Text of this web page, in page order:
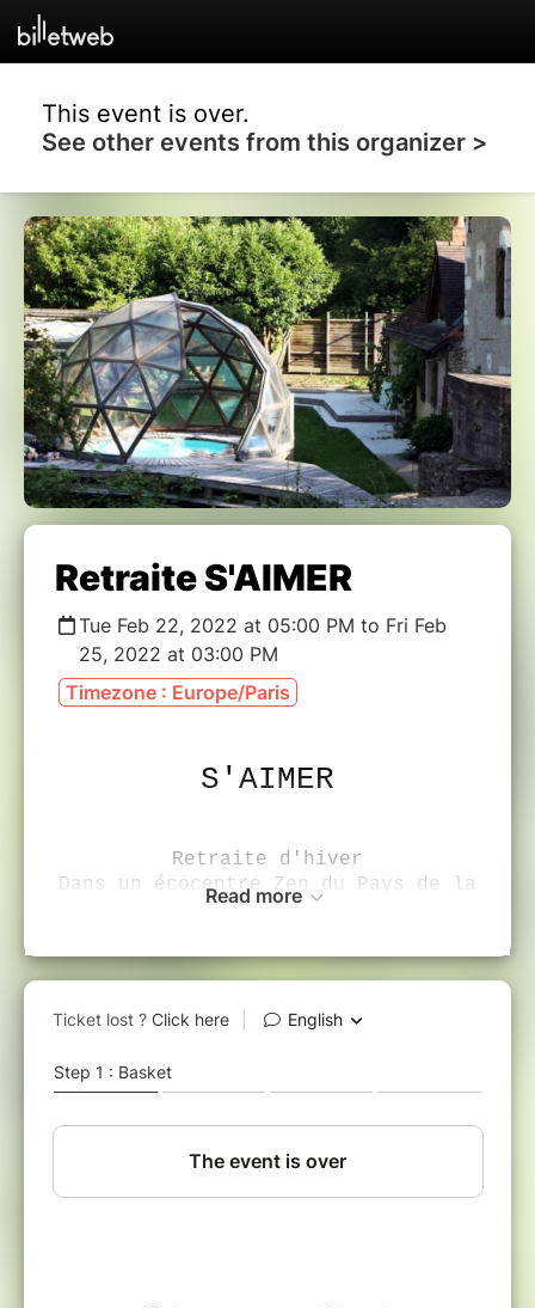
This event is over.
See other events from this organizer >
Retraite S'AIMER
Tue Feb 22, 2022 at 05:00 PM to Fri Feb
25, 2022 at 03:00 PM
Timezone : Europe/Paris
S'AIMER
Retraite d'hiver
Dans un écocentre Zen du Pays de la
loire
Célébrer ensemble l'hiver.
Cette plongée à l'intérieur.
hostile.
Retrouver cette chaleur à l'intérieur.
Read more